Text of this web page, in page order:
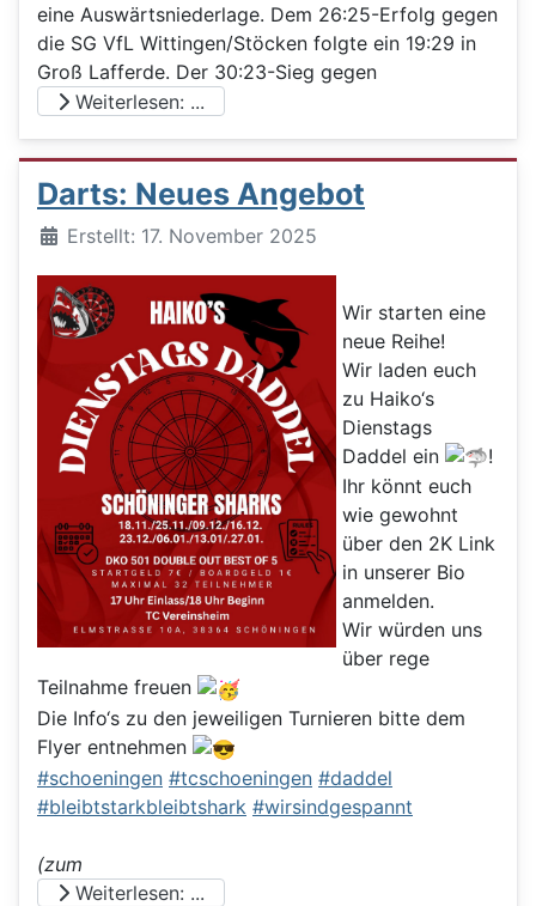
eine Auswärtsniederlage. Dem 26:25-Erfolg gegen
die SG VfL Wittingen/Stöcken folgte ein 19:29 in
Groß Lafferde. Der 30:23-Sieg gegen
Weiterlesen: ...
Darts: Neues Angebot
DetailsErstellt: 17. November 2025
Wir starten eine
neue Reihe!
Wir laden euch
zu Haiko‘s
Dienstags
Daddel ein
!
Ihr könnt euch
wie gewohnt
über den 2K Link
in unserer Bio
anmelden.
Wir würden uns
über rege
Teilnahme freuen
Die Info‘s zu den jeweiligen Turnieren bitte dem
Flyer entnehmen
#schoeningen #tcschoeningen #daddel
#bleibtstarkbleibtshark #wirsindgespannt
(zum
Weiterlesen: ...